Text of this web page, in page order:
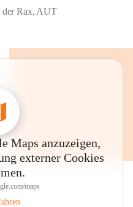
der Rax, AUT
Maps anzuzeigen,
externer Cookies
maps